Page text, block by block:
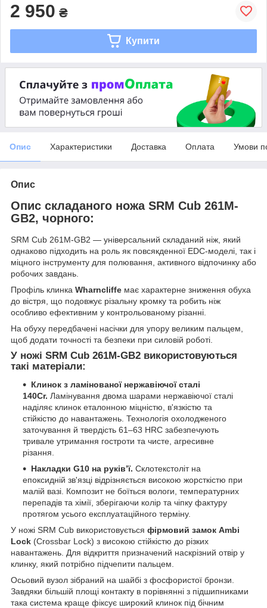
2 950 ₴
Купити
Опис Характеристики Доставка Оплата Умови
Опис
Опис складаного ножа SRM Cub 261M-
GB2, чорного:
SRM Cub 261M-GB2 — універсальний складаний ніж, який
однаково підходить на роль як повсякденної EDC-моделі, так і
міцного інструменту для полювання, активного відпочинку або
робочих завдань.
Профіль клинка Wharncliffe має характерне зниження обуха
до вістря, що подовжує різальну кромку та робить ніж
особливо ефективним у контрольованому різанні.
На обуху передбачені насічки для упору великим пальцем,
щоб додати точності та безпеки при силовій роботі.
У ножі SRM Cub 261M-GB2 використовуються
такі матеріали:
Клинок з ламінованої нержавіючої сталі
140Cr. Ламінування двома шарами нержавіючої сталі
наділяє клинок еталонною міцністю, в'язкістю та
стійкістю до навантажень. Технологія охолодженого
заточування й твердість 61–63 HRC забезпечують
тривале утримання гостроти та чисте, агресивне
різання.
Накладки G10 на руківʼї. Склотекстоліт на
епоксидній зв'язці відрізняється високою жорсткістю при
малій вазі. Композит не боїться вологи, температурних
перепадів та хімії, зберігаючи колір та чіпку фактуру
протягом усього експлуатаційного терміну.
У ножі SRM Cub використовується фірмовий замок Ambi
Lock (Crossbar Lock) з високою стійкістю до різких
навантажень. Для відкриття призначений наскрізний отвір у
клинку, який потрібно підчепити пальцем.
Осьовий вузол зібраний на шайбі з фосфористої бронзи.
Завдяки більшій площі контакту в порівнянні з підшипниками
така система краще фіксує широкий клинок під бічним